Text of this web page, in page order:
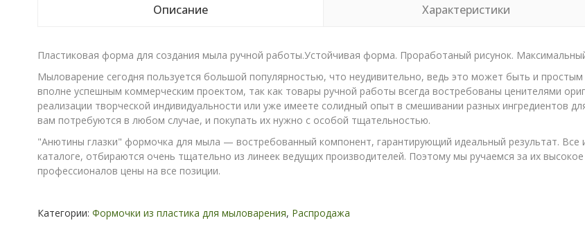
Описание Характеристики
Пластиковая форма для создания мыла ручной работы.Устойчивая форма. Проработаный рисунок.
Мыловарение сегодня пользуется большой популярностью, что неудивительно, ведь это может быть и
вполне успешным коммерческим проектом, так как товары ручной работы всегда востребованы ценителями
реализации творческой индивидуальности или уже имеете солидный опыт в смешивании разных ингредиентов
вам потребуются в любом случае, и покупать их нужно с особой тщательностью.
"Анютины глазки" формочка для мыла — востребованный компонент, гарантирующий идеальный результат.
каталоге, отбираются очень тщательно из линеек ведущих производителей. Поэтому мы ручаемся за их
профессионалов цены на все позиции.
Категории: Формочки из пластика для мыловарения, Распродажа